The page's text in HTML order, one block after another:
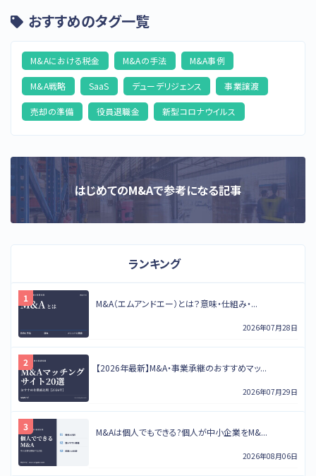
おすすめのタグ一覧
M&Aにおける税金 M&Aの手法 M&A事例
M&A戦略 SaaS デューデリジェンス 事業譲渡
売却の準備 役員退職金 新型コロナウイルス
はじめてのM&Aで参考になる記事
ランキング
M&A（エムアンドエー）とは？意味・仕組み・...
2026年07月28日
【2026年最新】M&A・事業承継のおすすめマッ...
2026年07月29日
M&Aは個人でもできる?個人が中小企業をM&...
2026年08月06日